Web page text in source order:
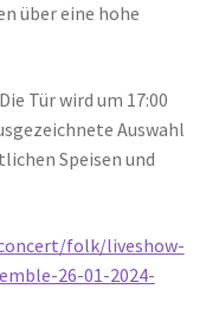
über eine hohe
Tür wird um 17:00
Auswahl
Speisen und
folk/liveshow-
26-01-2024-